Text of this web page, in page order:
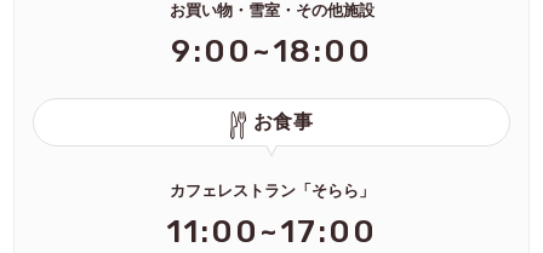
お買い物・雪室・その他施設
9:00~18:00
お食事
カフェレストラン「そらら」
11:00~17:00